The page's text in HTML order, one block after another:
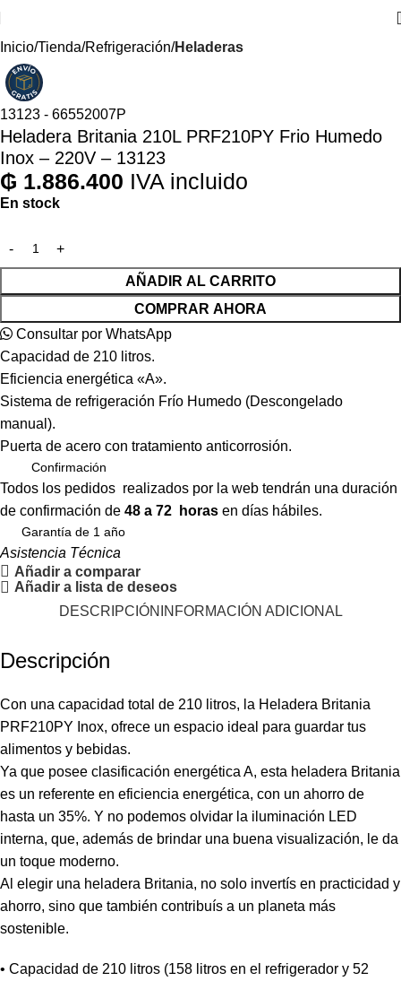
Inicio Tienda Refrigeración Heladeras
13123 - 66552007P
Heladera Britania 210L PRF210PY Frio Humedo
Inox – 220V – 13123
₲ 1.886.400 IVA incluido
En stock
AÑADIR AL CARRITO
COMPRAR AHORA
Consultar por WhatsApp
Capacidad de 210 litros.
Eficiencia energética «A».
Sistema de refrigeración Frío Humedo (Descongelado
manual).
Puerta de acero con tratamiento anticorrosión.
Confirmación
Todos los pedidos realizados por la web tendrán una duración
de confirmación de 48 a 72 horas en días hábiles.
Garantía de 1 año
Asistencia Técnica
Añadir a comparar
Añadir a lista de deseos
DESCRIPCIÓN INFORMACIÓN ADICIONAL
Descripción
Con una capacidad total de 210 litros, la Heladera Britania
PRF210PY Inox, ofrece un espacio ideal para guardar tus
alimentos y bebidas.
Ya que posee clasificación energética A, esta heladera Britania
es un referente en eficiencia energética, con un ahorro de
hasta un 35%. Y no podemos olvidar la iluminación LED
interna, que, además de brindar una buena visualización, le da
un toque moderno.
Al elegir una heladera Britania, no solo invertís en practicidad y
ahorro, sino que también contribuís a un planeta más
sostenible.
• Capacidad de 210 litros (158 litros en el refrigerador y 52